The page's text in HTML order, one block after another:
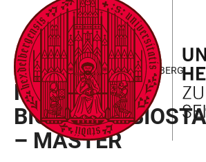
LINKS
ZUR
BARRIEREFREIHEIT
ZUM
HAUPTINHALT
HAUPTNAVIGATION
ÖFFNEN
WEBSEITENSUCHE
ÖFFNEN
MEDIZINISCHE FAKULTÄT HEIDELBERG
MEDICAL
BIOMETRY/
– MASTER